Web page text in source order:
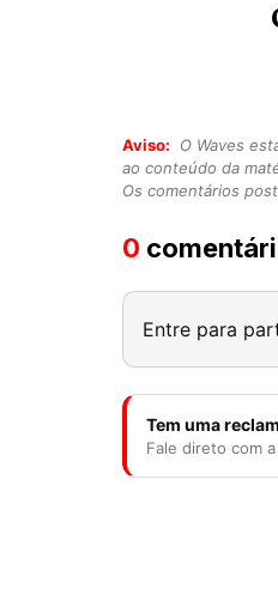
Aviso:
O Waves
ao conteúdo da
Os comentários
0
Entre para
Tem uma
Fale direto com